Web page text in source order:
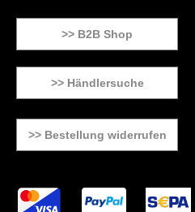
>> B2B Shop
>> Händlersuche
>> Bestellung widerrufen